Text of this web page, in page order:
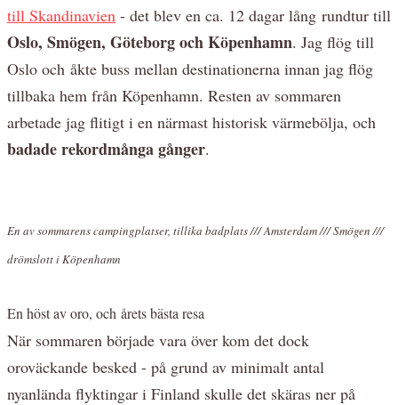
till Skandinavien - det blev en ca. 12 dagar lång rundtur till
Oslo, Smögen, Göteborg och Köpenhamn. Jag flög till
Oslo och åkte buss mellan destinationerna innan jag flög
tillbaka hem från Köpenhamn. Resten av sommaren
arbetade jag flitigt i en närmast historisk värmebölja, och
badade rekordmånga gånger.
En av sommarens campingplatser, tillika badplats /// Amsterdam /// Smögen ///
drömslott i Köpenhamn
En höst av oro, och årets bästa resa
När sommaren började vara över kom det dock
oroväckande besked - på grund av minimalt antal
nyanlända flyktingar i Finland skulle det skäras ner på